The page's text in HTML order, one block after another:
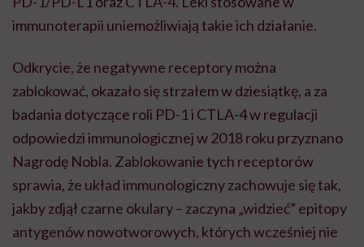
immunoterapii uniemożliwiają takie ich działanie.
Odkrycie, że negatywne receptory można
zablokować, okazało się strzałem w dziesiątkę, a za
badania dotyczące roli PD-1 i CTLA-4 w regulacji
odpowiedzi immunologicznej w 2018 roku przyznano
Nagrodę Nobla. Zablokowanie tych receptorów
sprawia, że układ immunologiczny zachowuje się tak,
jakby zdjął czarne okulary – zaczyna „widzieć” epitopy
antygenów nowotworowych, których wcześniej nie